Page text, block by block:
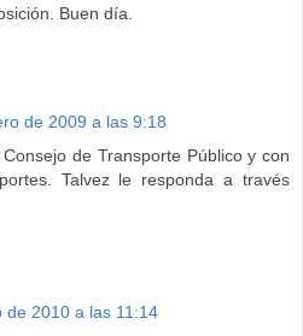
Buen día.
de 2009 a las 9:18
de Transporte Público y con
Talvez le responda a través
de 2010 a las 11:14